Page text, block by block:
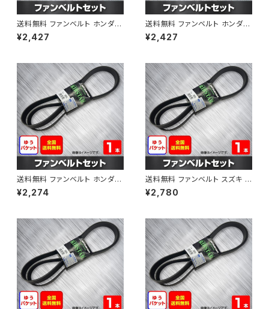
送料無料 ファンベルト ホンダ
ゼスト 型式JE1 H18.03～H24.
11 （国内トップメーカー） 1本 H
¥2,427
送料無料 ファンベルト ホンダ ラ
イフ 型式JB6 H15.09～H20.1
1 （国内トップメーカー） 1本 HA
¥2,427
送料無料 ファンベルト ホンダ フ
ィット 型式GE6 H19.10～H25.
09 （国内トップメーカー） 1本 H
¥2,274
送料無料 ファンベルト スズキ ス
ペーシア 型式MK32S H25.03
～H30.02 （国内トップメーカ
¥2,780